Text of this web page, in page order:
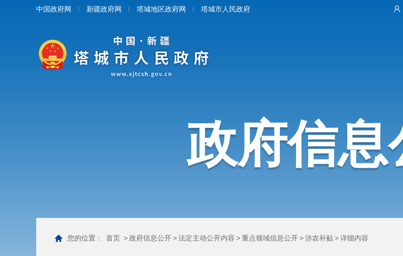
中国政府网 新疆政府网 塔城地区政府网 塔城市人民政府
政府信息
您的位置： 首页 >政府信息公开>法定主动公开内容 >重点领域信息公开>涉农补贴>详细内容